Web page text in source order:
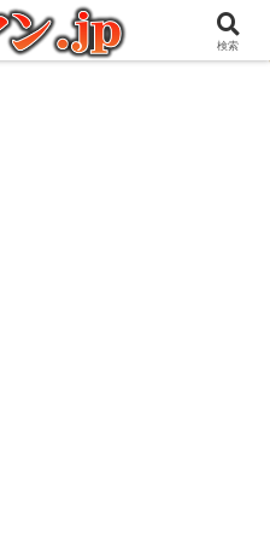
人の愉快な日々を綴るブログ
検索